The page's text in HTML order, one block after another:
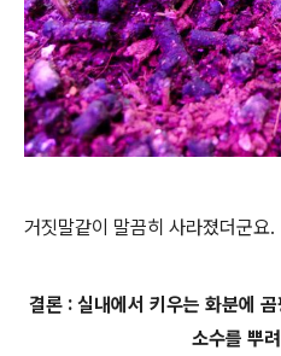
거짓말같이 말끔히 사라졌더군요.
결론 : 실내에서 키우는 화분에
소수를 뿌